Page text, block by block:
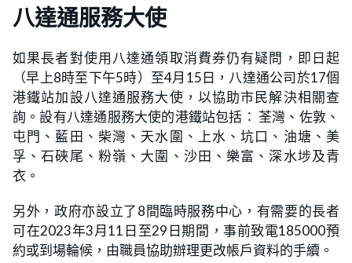
八達通服務大使
如果長者對使用八達通領取消費券仍有疑問，即日起
（早上8時至下午5時）至4月15日，八達通公司於17個
港鐵站加設八達通服務大使，以協助市民解決相關查
詢。設有八達通服務大使的港鐵站包括∶ 荃灣、佐敦、
屯門、藍田、柴灣、天水圍、上水、坑口、油塘、美
孚、石硤尾、粉嶺、大圍、沙田、樂富、深水埗及青
衣。
另外，政府亦設立了8間臨時服務中心，有需要的長者
可在2023年3月11日至29日期間，事前致電185000預
約或到場輪候，由職員協助辦理更改帳戶資料的手續。